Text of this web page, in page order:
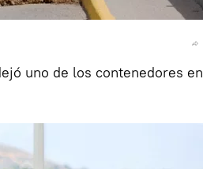
uno de los contenedores en